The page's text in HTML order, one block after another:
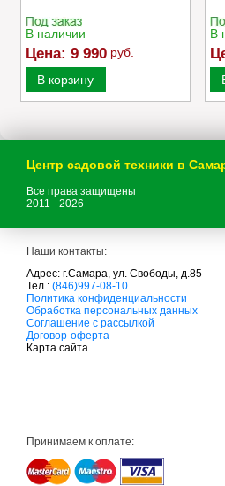
В наличии
Цена: 9 990 руб.
В корзину
В
Центр садовой техники в
Все права защищены
2011 - 2026
Наши контакты:
Адрес: г.Самара, ул. Свободы, д.85
Тел.: (846)997-08-10
с
а
д
о
в
и
к
а
м
Политика конфиденциальности
Обработка персональных данных
Соглашение с рассылкой
Договор-оферта
Карта сайта
Принимаем к оплате: